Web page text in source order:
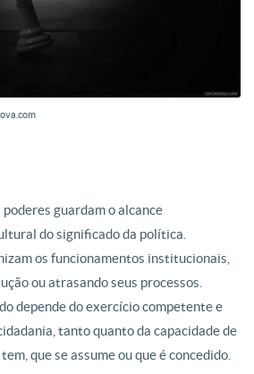
poderes guardam o alcance
do significado da política.
os funcionamentos institucionais,
ou atrasando seus processos.
depende do exercício competente e
tanto quanto da capacidade de
que se assume ou que é concedido.